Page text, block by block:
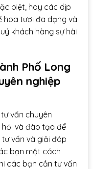
biệt, hay các dịp
hoa tươi đa dạng và
khách hàng sự hài
Phố Long
nghiệp
vấn chuyên
hỏi và đào tạo để
vấn và giải đáp
bạn một cách
các bạn cần tư vấn